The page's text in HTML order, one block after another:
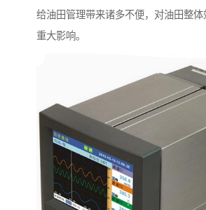
给油田管理带来诸多不便，对油田整
重大影响。